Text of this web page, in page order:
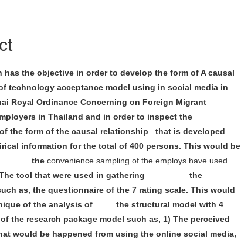
has the objective in order to develop the form of A causal
technology acceptance model using in social media in
Royal Ordinance Concerning on Foreign Migrant
in Thailand and in order to inspect the
the form of the causal relationship that is developed
information for the total of 400 persons. This would be
the convenience sampling of the employs have used
tool that were used in gathering the
as, the questionnaire of the 7 rating scale. This would
of the analysis of the structural model with 4
the research package model such as, 1) The perceived
would be happened from using the online social media,